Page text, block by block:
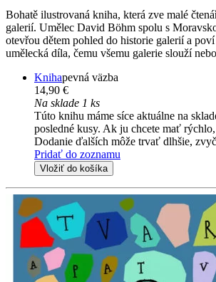
Bohatě ilustrovaná kniha, která zve malé
galerií. Umělec David Böhm spolu s
otevřou dětem pohled do historie galerií a
umělecká díla, čemu všemu galerie slouží
Knihapevná väzba
14,90 €
Na sklade 1 ks
Túto knihu máme síce aktuálne na
posledné kusy. Ak ju chcete mať
Dodanie ďalších môže trvať dlhšie,
Pridať do zoznamu
Vložiť do košíka